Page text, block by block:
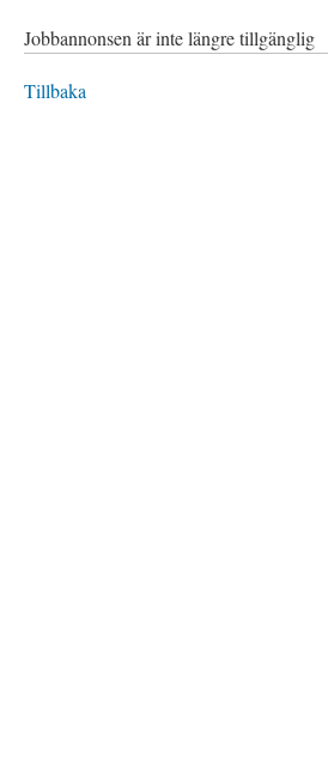
Jobbannonsen är inte längre tillgänglig
Tillbaka